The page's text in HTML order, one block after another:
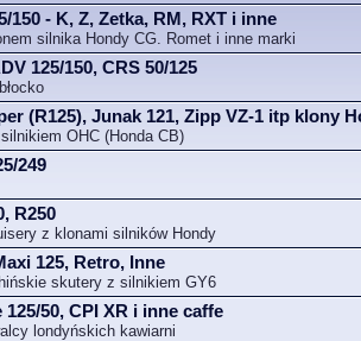
150 - K, Z, Zetka, RM, RXT i inne
silnika Hondy CG. Romet i inne marki
125/150, CRS 50/125
(R125), Junak 121, Zipp VZ-1 itp klony
OHC (Honda CB)
249
R250
z klonami silników Hondy
125, Retro, Inne
skutery z silnikiem GY6
125/50, CPI XR i inne caffe
londyńskich kawiarni